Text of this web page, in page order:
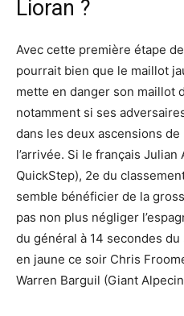
Lioran ?
Avec cette première étape
pourrait bien que le maillot
mette en danger son maillot
notamment si ses
dans les deux ascensions
l’arrivée. Si le français Julian
QuickStep), 2e du
semble bénéficier de la
pas non plus négliger
du général à 14 secondes
en jaune ce soir Chris
Warren Barguil (Giant